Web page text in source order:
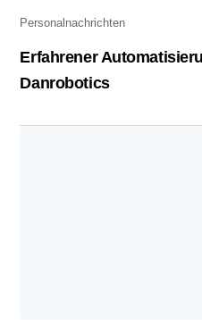
Personalnachrichten
Erfahrener
Danrobotics